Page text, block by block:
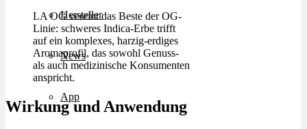
Hersteller
News
App
LA OG vereint das Beste der OG-
Linie: schweres Indica-Erbe trifft
auf ein komplexes, harzig-erdiges
Aromaprofil, das sowohl Genuss-
als auch medizinische Konsumenten
anspricht.
Wirkung und Anwendung